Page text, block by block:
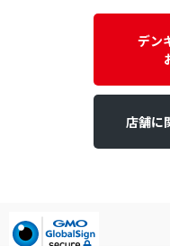
デン
店舗に